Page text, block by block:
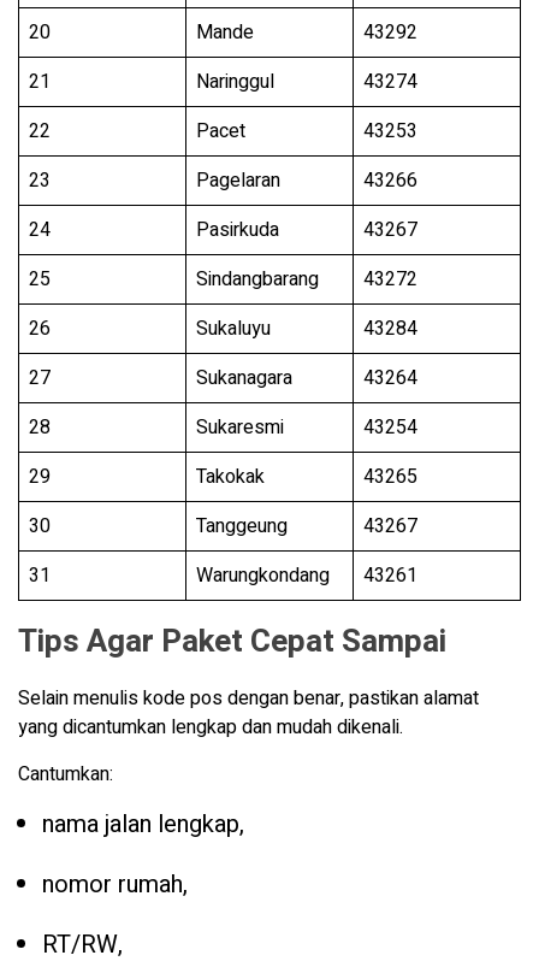
20
Mande
43292
21
Naringgul
43274
22
Pacet
43253
23
Pagelaran
43266
24
Pasirkuda
43267
25
Sindangbarang
43272
26
Sukaluyu
43284
27
Sukanagara
43264
28
Sukaresmi
43254
29
Takokak
43265
30
Tanggeung
43267
31
Warungkondang 43261
Tips Agar Paket Cepat Sampai
Selain menulis kode pos dengan benar, pastikan alamat
yang dicantumkan lengkap dan mudah dikenali.
Cantumkan:
nama jalan lengkap,
nomor rumah,
RT/RW,